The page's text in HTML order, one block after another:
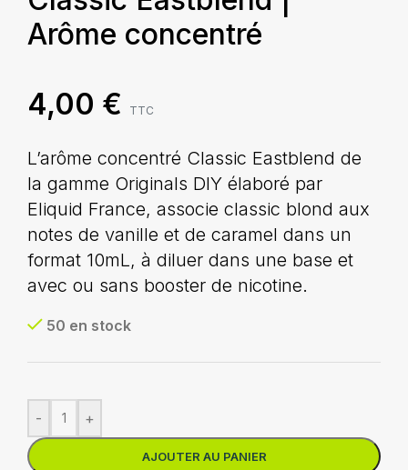
Arôme concentré
4,00 € TTC
L’arôme concentré Classic Eastblend de
la gamme Originals DIY élaboré par
Eliquid France, associe classic blond aux
notes de vanille et de caramel dans un
format 10mL, à diluer dans une base et
avec ou sans booster de nicotine.
50 en stock
- +
AJOUTER AU PANIER